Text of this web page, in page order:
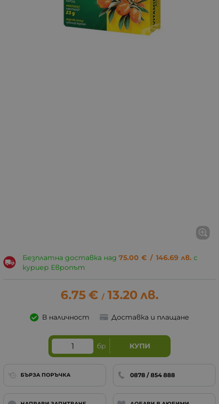
Безплатна доставка над 75.00 € / 146.69 лв. с
куриер Европът
6.75 € / 13.20 лв.
В наличност Доставка и плащане
бр КУПИ
БЪРЗА ПОРЪЧКА 0878 / 854 888